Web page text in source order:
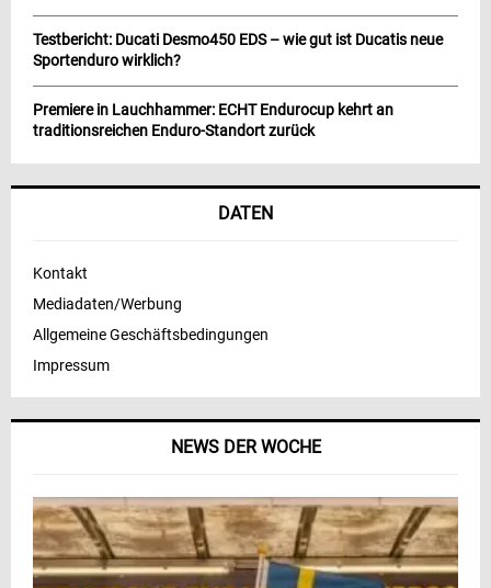
NEWS DER WOCHE
Testbericht: Ducati Desmo450 EDS – wie gut ist Ducatis neue
Sportenduro wirklich?
Premiere in Lauchhammer: ECHT Endurocup kehrt an
traditionsreichen Enduro-Standort zurück
DATEN
Kontakt
Mediadaten/Werbung
Allgemeine Geschäftsbedingungen
Impressum